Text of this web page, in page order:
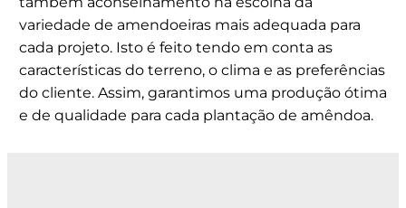
variedade de amendoeiras mais adequada para
cada projeto. Isto é feito tendo em conta as
características do terreno, o clima e as preferências
do cliente. Assim, garantimos uma produção ótima
e de qualidade para cada plantação de amêndoa.